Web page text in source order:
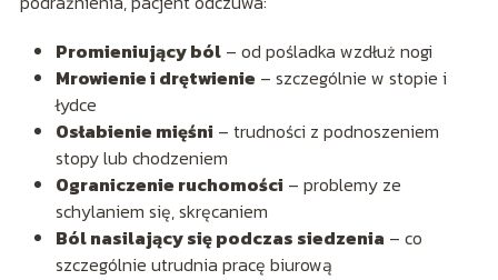
Promieniujący ból– od pośladka wzdłuż nogi
Mrowienie i drętwienie – szczególnie w stopie i
łydce
Osłabienie mięśni – trudności z podnoszeniem
stopy lub chodzeniem
Ograniczenie ruchomości – problemy ze
schylaniem się, skręcaniem
Ból nasilający się podczas siedzenia – co
szczególnie utrudnia pracę biurową